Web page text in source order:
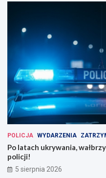
POLICJA WYDARZENIA
Po latach ukrywania,
policji!
5 sierpnia 2026